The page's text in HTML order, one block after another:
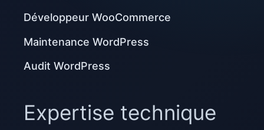
Développeur WooCommerce
Maintenance WordPress
Audit WordPress
Expertise technique